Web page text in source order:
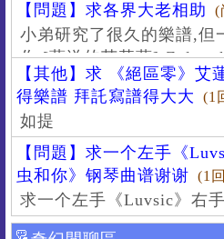
【問題】求各界大老相助
(
小弟研究了很久的樂譜,但
作 [葬送的芙莉蓮]-
【其他】求 《絕區零》艾
得樂譜 拜託寫譜得大大
(1
如提
【問題】求一个左手《
虫和你》钢琴曲谱谢谢 (1
求一个左手《Luvsic》右